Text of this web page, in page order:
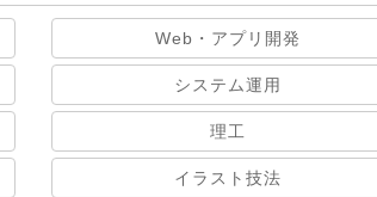
Web・アプリ開発
システム運用
理工
イラスト技法